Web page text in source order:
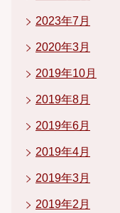
2023年7月
2020年3月
2019年10月
2019年8月
2019年6月
2019年4月
2019年3月
2019年2月